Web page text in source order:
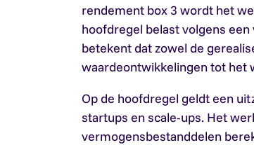
rendement box 3 wordt het
hoofdregel belast volgens
betekent dat zowel de
waardeontwikkelingen tot het
Op de hoofdregel geldt een
startups en scale-ups. Het
vermogensbestanddelen